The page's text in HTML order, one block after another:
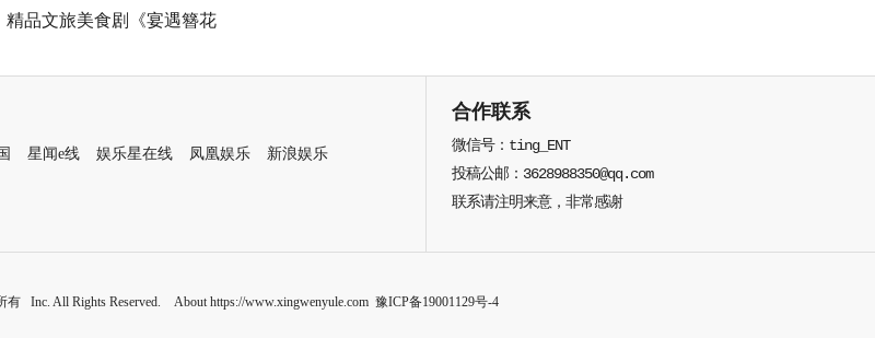
精品文旅美食剧《宴遇簪花
亮相星闻e线 娱乐星在线 凤凰娱乐
新浪娱乐
合作联系
微信号：ting_ENT
投稿公邮：3628988350@qq.com
联系请注明来意，非常感谢
有 Inc. All Rights Reserved. About https://www.xingwenyule.com 豫ICP备19001129号-4